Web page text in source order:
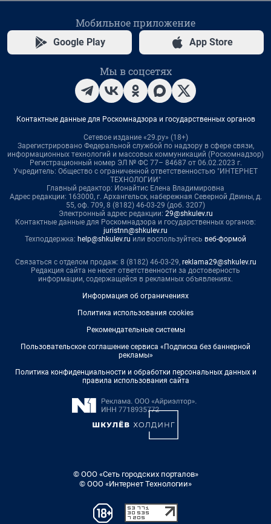
Мобильное приложение
Google Play App Store
Мы в соцсетях
Контактные данные для Роскомнадзора и государственных органов
Сетевое издание «29.ру» (18+)
Зарегистрировано Федеральной службой по надзору в сфере связи,
информационных технологий и массовых коммуникаций (Роскомнадзор)
Регистрационный номер ЭЛ № ФС 77– 84687 от 06.02.2023 г.
Учредитель: Общество с ограниченной ответственностью "ИНТЕРНЕТ
ТЕХНОЛОГИИ"
Главный редактор: Ионайтис Елена Владимировна
Адрес редакции: 163000, г. Архангельск, набережная Северной Двины, д.
55, оф. 709, 8 (8182) 46-03-29 (доб. 3207)
Электронный адрес редакции: 29@shkulev.ru
Контактные данные для Роскомнадзора и государственных органов:
juristnn@shkulev.ru
Техподдержка: help@shkulev.ru или воспользуйтесь веб-формой
Связаться с отделом продаж: 8 (8182) 46-03-29, reklama29@shkulev.ru
Редакция сайта не несет ответственности за достоверность
информации, содержащейся в рекламных объявлениях.
Информация об ограничениях
Политика использования cookies
Рекомендательные системы
Пользовательское соглашение сервиса «Подписка без баннерной
рекламы»
Политика конфиденциальности и обработки персональных данных и
правила использования сайта
© ООО «Сеть городских порталов»
© ООО «Интернет Технологии»